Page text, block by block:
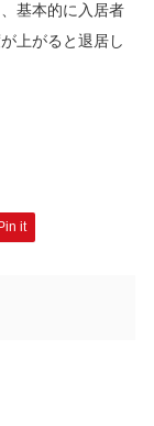
基本的に入居者
上がると退居し
Pin it